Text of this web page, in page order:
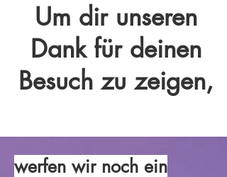
Um dir unseren
Dank für deinen
Besuch zu zeigen,
werfen wir noch ein